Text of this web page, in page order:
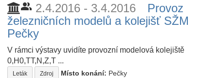
people_alt 2.4.2016 - 3.4.2016
Provoz
železničních modelů a kolejišť SŽM
Pečky
V rámci výstavy uvidíte provozní modelová kolejiště
0,H0,TT,N,Z,T ...
Leták Zdroj Místo konání: Pečky